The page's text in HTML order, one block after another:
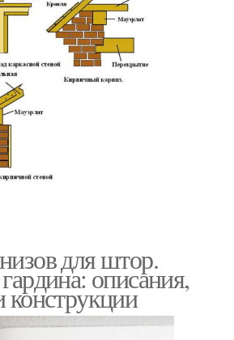
для штор.
описания,
конструкции